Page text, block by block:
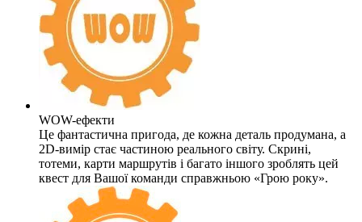
WOW-ефекти
Це фантастична пригода, де кожна деталь продумана, а
2D-вимір стає частиною реального світу. Скрині,
тотеми, карти маршрутів і багато іншого зроблять цей
квест для Вашої команди справжньою «Грою року».